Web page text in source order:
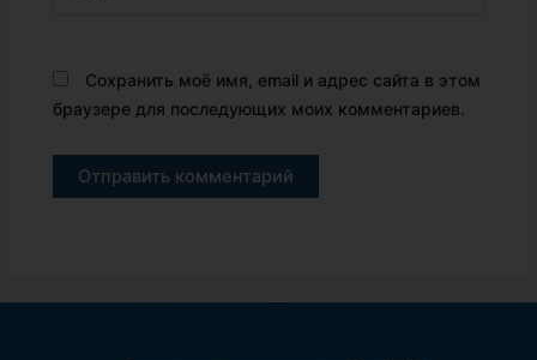
Сохранить моё имя, email и адрес сайта в этом
браузере для последующих моих комментариев.